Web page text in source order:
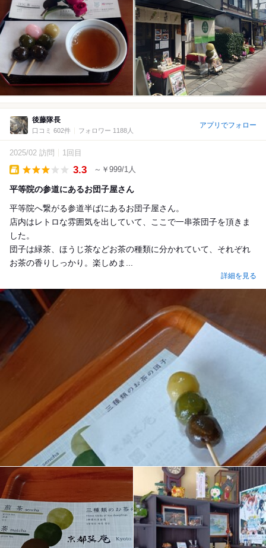
後藤隊長
口コミ 602件 フォロワー 1188人
アプリでフォロー
2025/02 訪問 1回目
3.3 ～￥999/1人
平等院の参道にあるお団子屋さん
平等院へ繋がる参道半ばにあるお団子屋さん。
店内はレトロな雰囲気を出していて、ここで一串茶団子を頂きま
した。
団子は緑茶、ほうじ茶などお茶の種類に分かれていて、それぞれ
お茶の香りしっかり。楽しめま...
詳細を見る